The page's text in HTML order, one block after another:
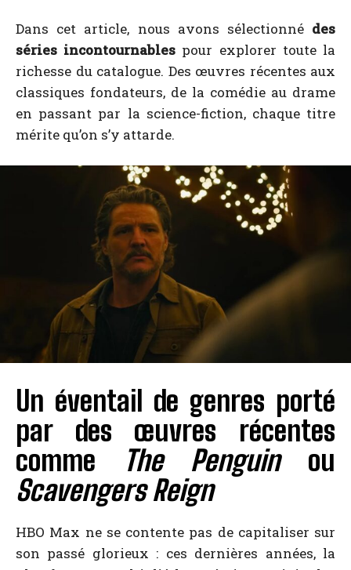
Dans cet article, nous avons sélectionné des
séries incontournables pour explorer toute la
richesse du catalogue. Des œuvres récentes aux
classiques fondateurs, de la comédie au drame
en passant par la science-fiction, chaque titre
mérite qu’on s’y attarde.
Un éventail de genres porté
par des œuvres récentes
comme
The Penguinou
Scavengers Reign
HBO Max ne se contente pas de capitaliser sur
son passé glorieux : ces dernières années, la